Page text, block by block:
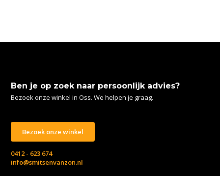
Ben je op zoek naar persoonlijk advies?
Bezoek onze winkel in Oss. We helpen je graag.
Bezoek onze winkel
0412 - 623 674
info@smitsenvanzon.nl